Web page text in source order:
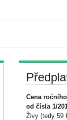
Cena
od čísla 1/
Živy (tedy 59